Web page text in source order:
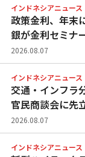
インドネシアニュース
政策金利、年末
銀が金利セミナ
2026.08.07
インドネシアニュース
交通・インフラ
官民商談会に先
2026.08.07
インドネシアニュース